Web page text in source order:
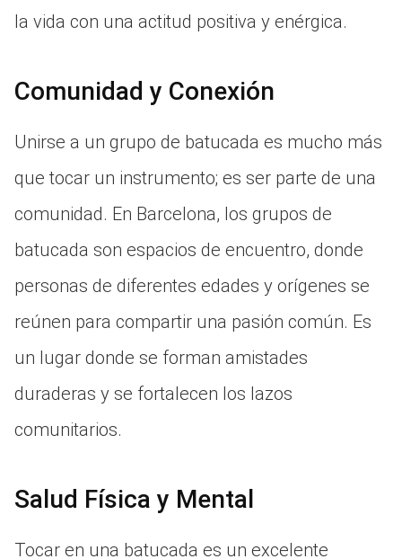
la vida con una actitud positiva y enérgica.
Comunidad y Conexión
Unirse a un grupo de batucada es mucho más
que tocar un instrumento; es ser parte de una
comunidad. En Barcelona, los grupos de
batucada son espacios de encuentro, donde
personas de diferentes edades y orígenes se
reúnen para compartir una pasión común. Es
un lugar donde se forman amistades
duraderas y se fortalecen los lazos
comunitarios.
Salud Física y Mental
Tocar en una batucada es un excelente